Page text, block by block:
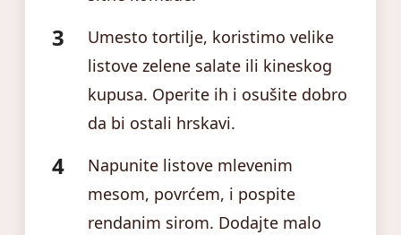
Umesto tortilje, koristimo velike
listove zelene salate ili kineskog
kupusa. Operite ih i osušite dobro
da bi ostali hrskavi.
Napunite listove mlevenim
mesom, povrćem, i pospite
rendanim sirom. Dodajte malo